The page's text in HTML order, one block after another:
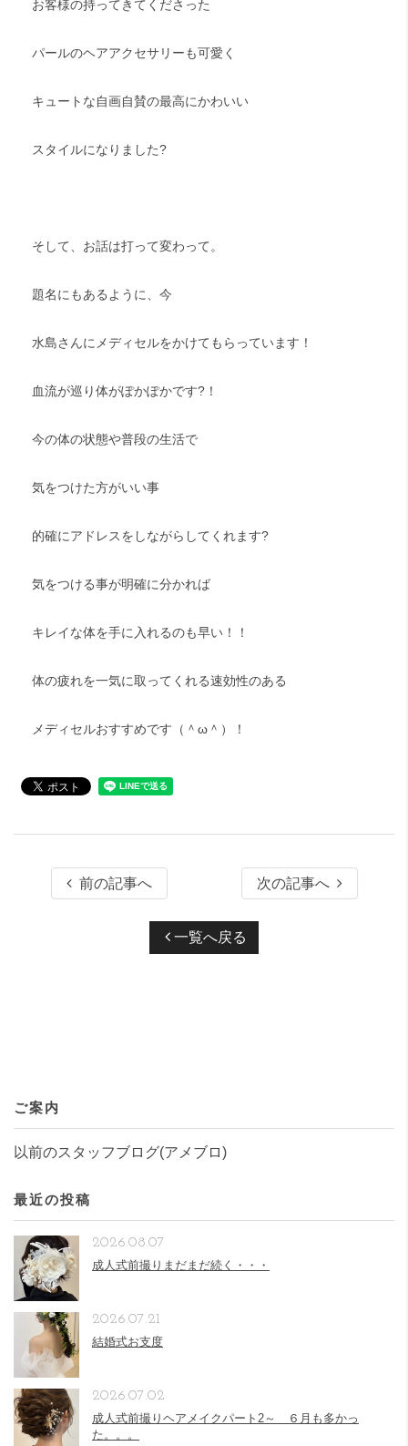
お客様の持ってきてくださった
パールのヘアアクセサリーも可愛く
キュートな自画自賛の最高にかわいい
スタイルになりました?
そして、お話は打って変わって。
題名にもあるように、今
水島さんにメディセルをかけてもらっています！
血流が巡り体がぽかぽかです?！
今の体の状態や普段の生活で
気をつけた方がいい事
的確にアドレスをしながらしてくれます?
気をつける事が明確に分かれば
キレイな体を手に入れるのも早い！！
体の疲れを一気に取ってくれる速効性のある
メディセルおすすめです（＾ω＾）！
前の記事へ 次の記事へ
一覧へ戻る
ご案内
以前のスタッフブログ(アメブロ)
最近の投稿
成人式前撮りまだまだ続く・・・
2026.08.07
結婚式お支度
2026.07.21
成人式前撮りヘアメイクパート2～ ６月も多かっ
た。。。
2026.07.02